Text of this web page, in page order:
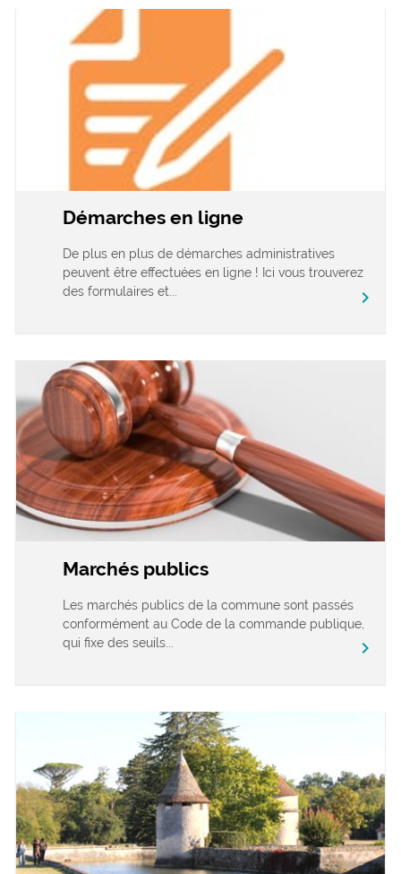
Démarches en ligne
De plus en plus de démarches administratives
peuvent être effectuées en ligne ! Ici vous trouverez
des formulaires et...
chevron_right
Marchés publics
Les marchés publics de la commune sont passés
conformément au Code de la commande publique,
qui fixe des seuils...
chevron_right